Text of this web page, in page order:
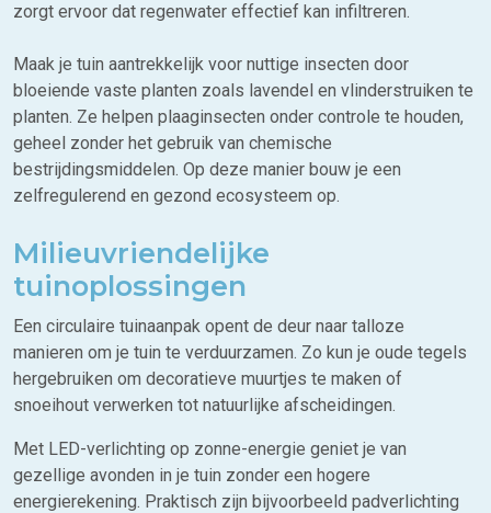
zorgt ervoor dat regenwater effectief kan infiltreren.
Maak je tuin aantrekkelijk voor nuttige insecten door
bloeiende vaste planten zoals lavendel en vlinderstruiken te
planten. Ze helpen plaaginsecten onder controle te houden,
geheel zonder het gebruik van chemische
bestrijdingsmiddelen. Op deze manier bouw je een
zelfregulerend en gezond ecosysteem op.
Milieuvriendelijke
tuinoplossingen
Een circulaire tuinaanpak opent de deur naar talloze
manieren om je tuin te verduurzamen. Zo kun je oude tegels
hergebruiken om decoratieve muurtjes te maken of
snoeihout verwerken tot natuurlijke afscheidingen.
Met LED-verlichting op zonne-energie geniet je van
gezellige avonden in je tuin zonder een hogere
energierekening. Praktisch zijn bijvoorbeeld padverlichting